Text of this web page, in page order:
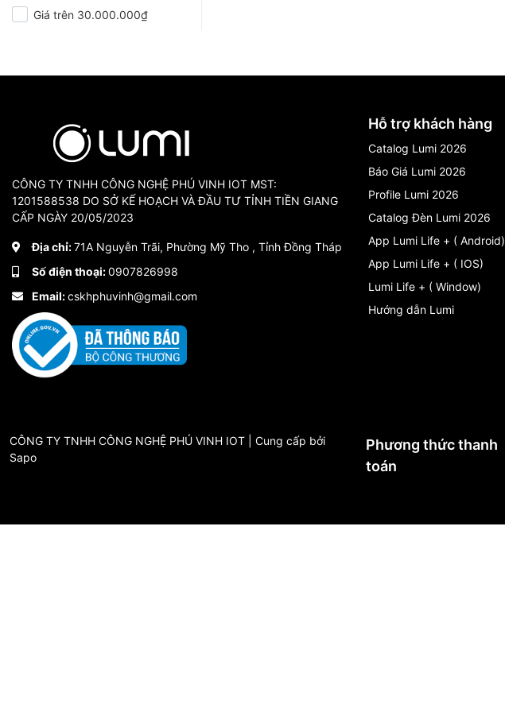
Giá trên 30.000.000₫
CÔNG TY TNHH CÔNG NGHỆ PHÚ VINH IOT MST:
1201588538 DO SỞ KẾ HOẠCH VÀ ĐẦU TƯ TỈNH TIỀN GIANG
CẤP NGÀY 20/05/2023
Địa chỉ:71A Nguyễn Trãi, Phường Mỹ Tho , Tỉnh Đồng Tháp
Số điện thoại:0907826998
Email:cskhphuvinh@gmail.com
Hỗ trợ khách hàng
Catalog Lumi 2026
Báo Giá Lumi 2026
Profile Lumi 2026
Catalog Đèn Lumi 2026
App Lumi Life + ( Android)
App Lumi Life + ( IOS)
Lumi Life + ( Window)
Hướng dẫn Lumi
CÔNG TY TNHH CÔNG NGHỆ PHÚ VINH IOT | Cung cấp bởi
Sapo
Phương thức thanh
toán